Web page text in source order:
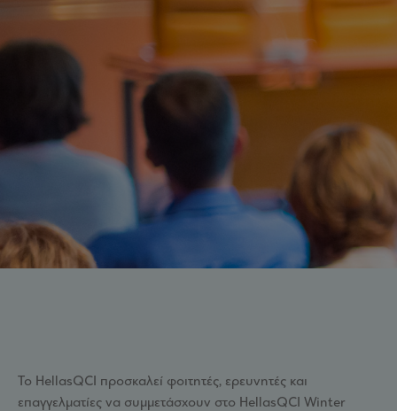
Το HellasQCI προσκαλεί φοιτητές, ερευνητές και
επαγγελματίες να συμμετάσχουν στο HellasQCI Winter